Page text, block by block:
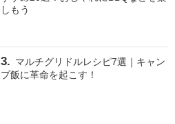
しもう
マルチグリドルレシピ7選｜キャン
プ飯に革命を起こす！